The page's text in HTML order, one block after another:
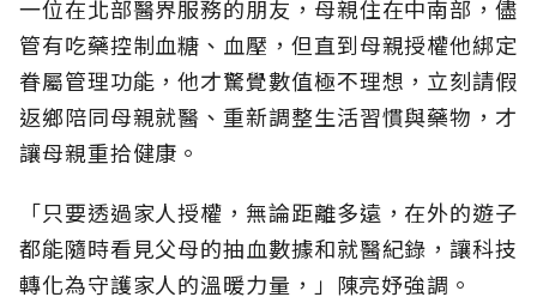
一位在北部醫界服務的朋友，母親住在中南部，儘
管有吃藥控制血糖、血壓，但直到母親授權他綁定
眷屬管理功能，他才驚覺數值極不理想，立刻請假
返鄉陪同母親就醫、重新調整生活習慣與藥物，才
讓母親重拾健康。
「只要透過家人授權，無論距離多遠，在外的遊子
都能隨時看見父母的抽血數據和就醫紀錄，讓科技
轉化為守護家人的溫暖力量，」陳亮妤強調。